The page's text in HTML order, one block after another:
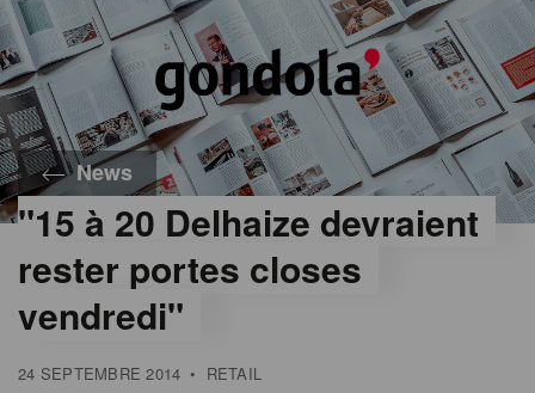
News
"15 à 20 Delhaize devraient
rester portes closes
vendredi"
24 SEPTEMBRE 2014 • RETAIL